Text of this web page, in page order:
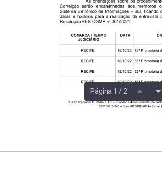
Página 1 / 2